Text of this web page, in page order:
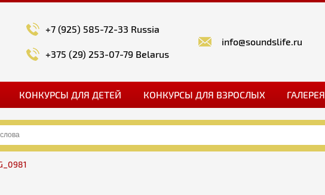
+7 (925) 585-72-33 Russia
+375 (29) 253-07-79 Belarus
info@soundslife.ru
КОНКУРСЫ ДЛЯ ДЕТЕЙ КОНКУРСЫ ДЛЯ ВЗРОСЛЫХ ГАЛЕРЕЯ